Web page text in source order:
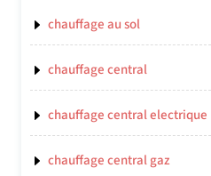
chauffage au sol
chauffage central
chauffage central electrique
chauffage central gaz